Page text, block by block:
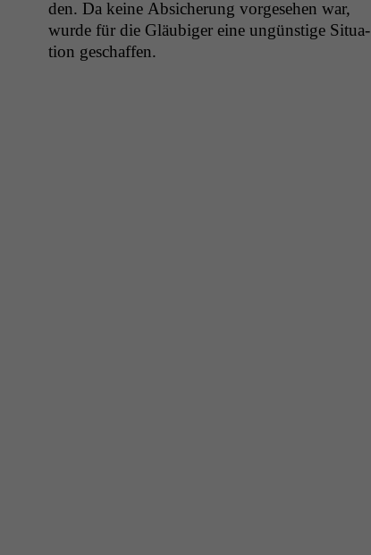
den. Da keine Absicherung vorge­se­hen war,
wurde für die Gläu­biger eine ungün­stige Sit­u­a­
tion geschaffen.